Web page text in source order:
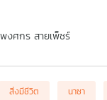
งศกร สายเพ็ชร์
สิ่งมีชีวิต นาซา